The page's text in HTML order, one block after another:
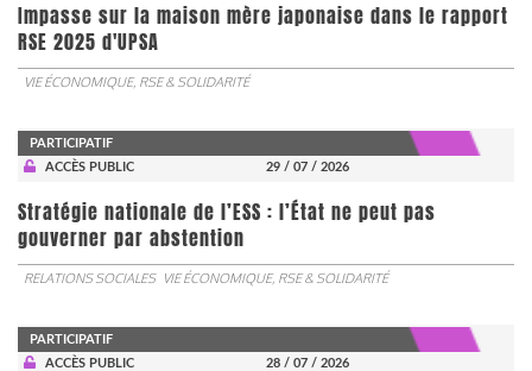
Impasse sur la maison mère japonaise dans le rapport
RSE 2025 d'UPSA
VIE ÉCONOMIQUE, RSE & SOLIDARITÉ
PARTICIPATIF
ACCÈS PUBLIC
29 / 07 / 2026
Stratégie nationale de l’ESS : l’État ne peut pas
gouverner par abstention
RELATIONS SOCIALES VIE ÉCONOMIQUE, RSE & SOLIDARITÉ
PARTICIPATIF
ACCÈS PUBLIC
28 / 07 / 2026